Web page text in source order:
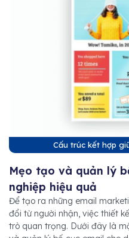
Cấu trúc kết hợp
Mẹo tạo và quản lý
nghiệp hiệu quả
Để tạo ra những email
đổi từ người nhận, việc thiết
trò quan trọng. Dưới đây là